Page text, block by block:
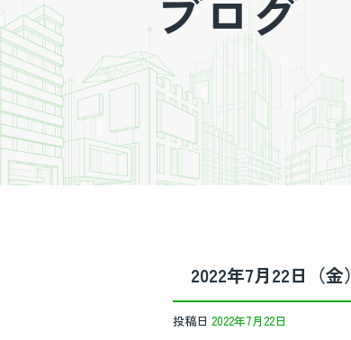
2022年7月22日（金）
投稿日 2022年7月22日